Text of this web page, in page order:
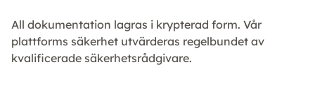
All dokumentation lagras i krypterad form. Vår
plattforms säkerhet utvärderas regelbundet av
kvalificerade säkerhetsrådgivare.